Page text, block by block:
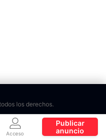
los derechos.
Acceso
Publicar
anuncio